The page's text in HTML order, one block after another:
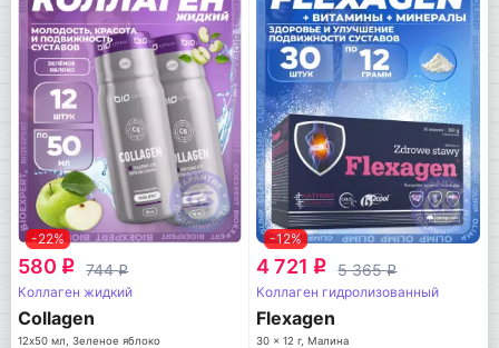
-22%
580 q 744q
Коллаген жидкий
Collagen
12х50 мл, Зеленое яблоко
-12%
4 721 q 5 365q
Коллаген гидролизованный
Flexagen
30 x 12 г, Малина